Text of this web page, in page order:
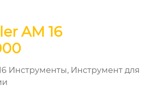
AM 16
Инструменты, Инструмент для